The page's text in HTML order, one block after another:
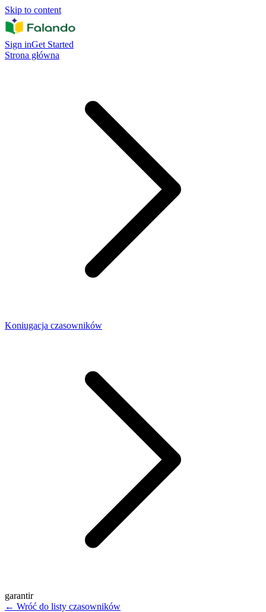
Skip to content
Sign inGet Started
Strona główna
Koniugacja czasowników
garantir
← Wróć do listy czasowników